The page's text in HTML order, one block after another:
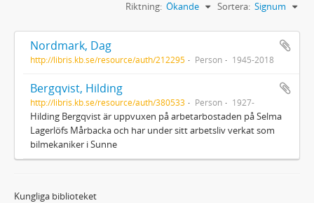
Sortera: Signum
Riktning: Ökande
Nordmark, Dag
http://libris.kb.se/resource/auth/212295 Person 1945-2018
Bergqvist, Hilding
http://libris.kb.se/resource/auth/380533 Person 1927-
Hilding Bergqvist är uppvuxen på arbetarbostaden på Selma
Lagerlöfs Mårbacka och har under sitt arbetsliv verkat som
bilmekaniker i Sunne
Kungliga biblioteket